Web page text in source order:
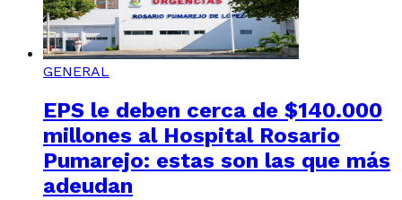
GENERAL
EPS le deben cerca de $140.000
millones al Hospital Rosario
Pumarejo: estas son las que más
adeudan